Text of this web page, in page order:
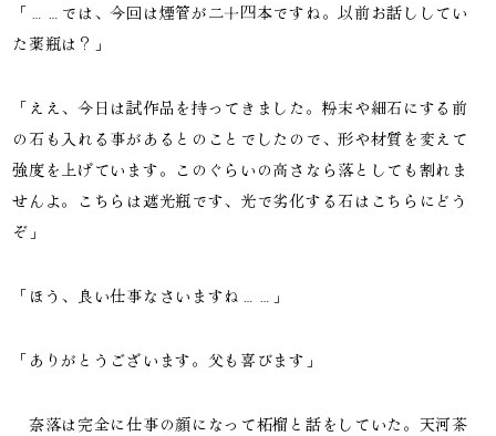
「……では、今回は煙管が二十四本ですね。以前お話ししてい
た薬瓶は？」
「ええ、今日は試作品を持ってきました。粉末や細石にする前
の石も入れる事があるとのことでしたので、形や材質を変えて
強度を上げています。このぐらいの高さなら落としても割れま
せんよ。こちらは遮光瓶です、光で劣化する石はこちらにどう
ぞ」
「ほう、良い仕事なさいますね……」
「ありがとうございます。父も喜びます」
奈落は完全に仕事の顔になって柘榴と話をしていた。天河茶